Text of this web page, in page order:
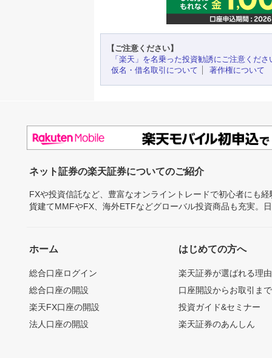
【ご注意ください】
「楽天」を名乗った投資勧誘にご注意くださ
仮名・借名取引について
著作権について
ネット証券の楽天証券についてのご紹介
FXや投資信託など、豊富なオンライントレードで初心者にも
貨建てMMFやFX、海外ETFなどグローバル投資商品も充実。
ホーム
総合口座ログイン
総合口座の開設
楽天FX口座の開設
法人口座の開設
はじめての方へ
楽天証券が選ばれる理由
口座開設からお取引ま
投資ガイド&セミナー
楽天証券のあんしん